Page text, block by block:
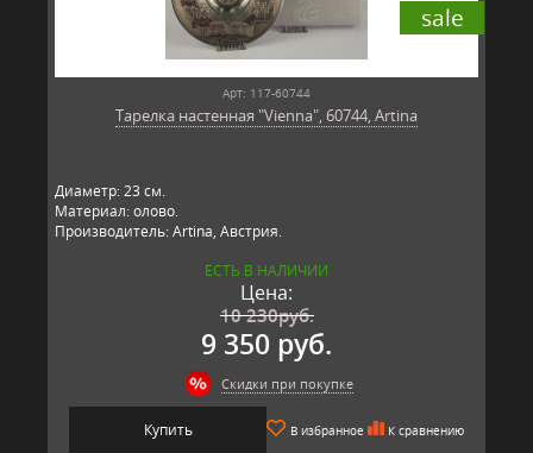
sale
Арт: 117-60744
Тарелка настенная "Vienna", 60744, Artina
Диаметр: 23 см.
Материал: олово.
Производитель: Artina, Австрия.
ЕСТЬ В НАЛИЧИИ
Цена:
10 230руб.
9 350 руб.
Скидки при покупке
Купить В избранное К сравнению